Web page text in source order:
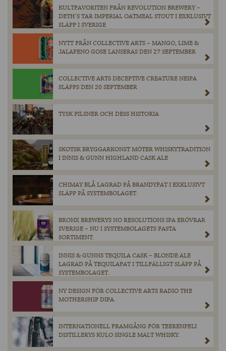
KULTFAVORITEN FRÅN REVOLUTION BREWERY –
DETH’S TAR IMPERIAL OATMEAL STOUT I EXKLUSIVT
SLÄPP I SVERIGE
NYTT FRÅN COLLECTIVE ARTS – MANGO, LIME &
JALAPENO GOSE LANSERAS DEN 27 SEPTEMBER
COLLECTIVE ARTS DECEPTIVE CREATURE NEIPA
SLÄPPS DEN 20 SEPTEMBER
TYSK PILSNER OCH DESS HISTORIA
SKOTSK BRYGGARKONST MÖTER WHISKYTRADITION
I INNIS & GUNN HIGHLAND CASK ALE
CHIMAY BLÅ LAGRAD PÅ BRANDYFAT I EXKLUSIVT
SLÄPP PÅ SYSTEMBOLAGET.
BRONX BREWERYS NO RESOLUTIONS IPA ERÖVRAR
SVERIGE – NU I SYSTEMBOLAGETS FASTA
SORTIMENT.
INNIS & GUNNS TEQUILA CASK – BLONDE ALE
LAGRAD PÅ TEQUILAFAT I TILLFÄLLIGT SLÄPP PÅ
SYSTEMBOLAGET.
NY DESIGN FÖR COLLECTIVE ARTS RADIO THE
MOTHERSHIP DIPA.
INTERNATIONELL FRAMGÅNG FÖR TEERENPELI
DISTILLERYS KULO SINGLE MALT WHISKY.